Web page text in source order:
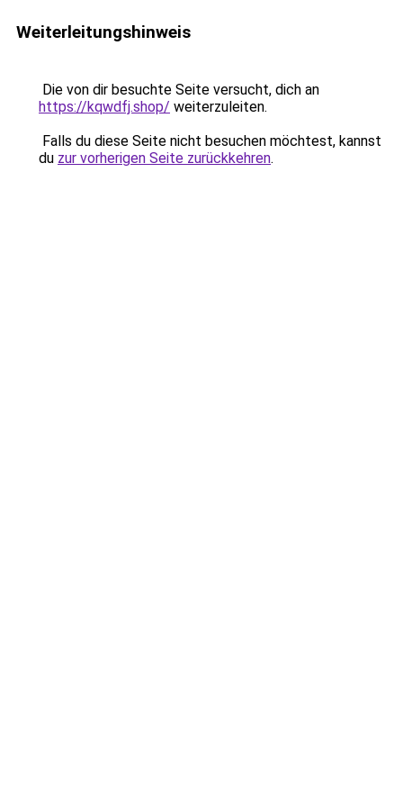
Weiterleitungshinweis
Die von dir besuchte Seite versucht, dich an
https://kqwdfj.shop/ weiterzuleiten.
Falls du diese Seite nicht besuchen möchtest, kannst
du zur vorherigen Seite zurückkehren.